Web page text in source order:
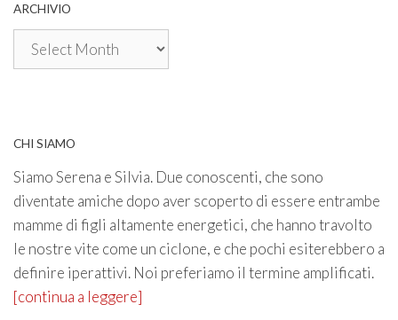
ARCHIVIO
Archivio
CHI SIAMO
Siamo Serena e Silvia. Due conoscenti, che sono
diventate amiche dopo aver scoperto di essere entrambe
mamme di figli altamente energetici, che hanno travolto
le nostre vite come un ciclone, e che pochi esiterebbero a
definire iperattivi. Noi preferiamo il termine amplificati.
[continua a leggere]